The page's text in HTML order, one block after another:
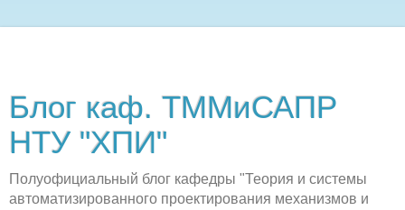
Блог каф. ТММиСАПР
НТУ "ХПИ"
Полуофициальный блог кафедры "Теория и системы
автоматизированного проектирования механизмов и